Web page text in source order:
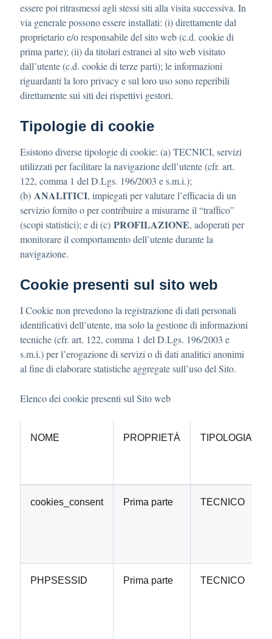
essere poi ritrasmessi agli stessi siti alla visita successiva. In
via generale possono essere installati: (i) direttamente dal
proprietario e/o responsabile del sito web (c.d. cookie di
prima parte); (ii) da titolari estranei al sito web visitato
dall’utente (c.d. cookie di terze parti); le informazioni
riguardanti la loro privacy e sul loro uso sono reperibili
direttamente sui siti dei rispettivi gestori.
Tipologie di cookie
Esistono diverse tipologie di cookie: (a) TECNICI, servizi
utilizzati per facilitare la navigazione dell’utente (cfr. art.
122, comma 1 del D.Lgs. 196/2003 e s.m.i.);
(b) ANALITICI, impiegati per valutare l’efficacia di un
servizio fornito o per contribuire a misurarne il “traffico”
(scopi statistici); e di (c) PROFILAZIONE, adoperati per
monitorare il comportamento dell’utente durante la
navigazione.
Cookie presenti sul sito web
I Cookie non prevedono la registrazione di dati personali
identificativi dell’utente, ma solo la gestione di informazioni
tecniche (cfr. art. 122, comma 1 del D.Lgs. 196/2003 e
s.m.i.) per l’erogazione di servizi o di dati analitici anonimi
al fine di elaborare statistiche aggregate sull’uso del Sito.
Elenco dei cookie presenti sul Sito web
NOME PROPRIETÀ TIPOLOGIA
cookies_consent Prima parte TECNICO
PHPSESSID Prima parte TECNICO